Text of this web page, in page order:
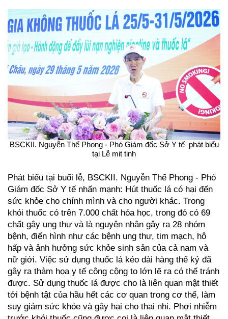
BSCKII. Nguyễn Thế Phong - Phó Giám đốc Sở Y tế phát biểu
tại Lễ mit tinh
Phát biểu tại buổi lễ, BSCKII. Nguyễn Thế Phong - Phó
Giám đốc Sở Y tế nhấn mạnh: Hút thuốc lá có hại đến
sức khỏe cho chính mình và cho người khác. Trong
khói thuốc có trên 7.000 chất hóa học, trong đó có 69
chất gây ung thư và là nguyên nhân gây ra 28 nhóm
bệnh, điển hình như các bệnh ung thư, tim mạch, hô
hấp và ảnh hưởng sức khỏe sinh sản của cả nam và
nữ giới. Việc sử dụng thuốc lá kéo dài hàng thế kỷ đã
gây ra thảm họa y tế công cộng to lớn lẽ ra có thể tránh
được. Sử dụng thuốc lá được cho là liên quan mật thiết
tới bệnh tật của hầu hết các cơ quan trong cơ thể, làm
suy giảm sức khỏe và gây hại cho thai nhi. Phơi nhiễm